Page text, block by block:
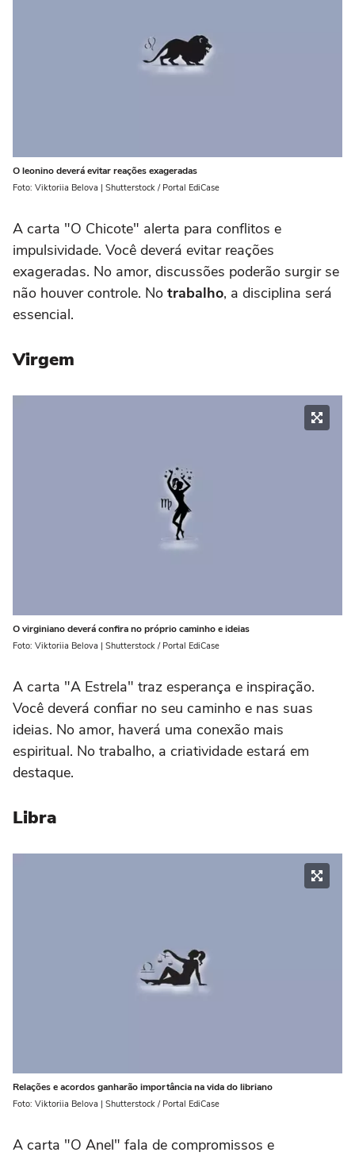
O leonino deverá evitar reações exageradas
Foto: Viktoriia Belova | Shutterstock / Portal EdiCase
A carta "O Chicote" alerta para conflitos e
impulsividade. Você deverá evitar reações
exageradas. No amor, discussões poderão surgir se
não houver controle. No trabalho, a disciplina será
essencial.
Virgem
O virginiano deverá confira no próprio caminho e ideias
Foto: Viktoriia Belova | Shutterstock / Portal EdiCase
A carta "A Estrela" traz esperança e inspiração.
Você deverá confiar no seu caminho e nas suas
ideias. No amor, haverá uma conexão mais
espiritual. No trabalho, a criatividade estará em
destaque.
Libra
Relações e acordos ganharão importância na vida do libriano
Foto: Viktoriia Belova | Shutterstock / Portal EdiCase
A carta "O Anel" fala de compromissos e